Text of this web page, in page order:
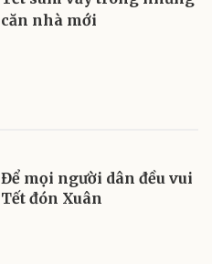
căn nhà mới
Để mọi người dân đều vui
Tết đón Xuân